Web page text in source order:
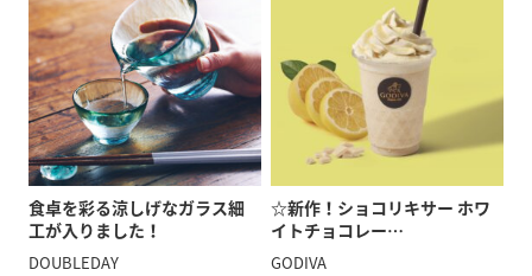
食卓を彩る涼しげなガラス細
工が入りました！
DOUBLEDAY
☆新作！ショコリキサー ホワ
イトチョコレー…
GODIVA